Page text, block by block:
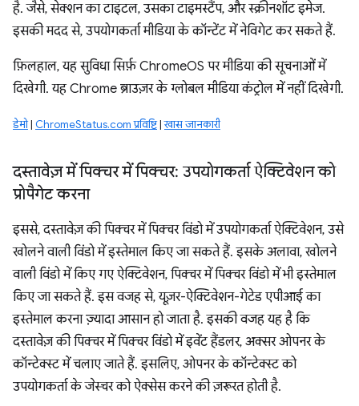
है. जैसे, सेक्शन का टाइटल, उसका टाइमस्टैंप, और स्क्रीनशॉट इमेज.
इसकी मदद से, उपयोगकर्ता मीडिया के कॉन्टेंट में नेविगेट कर सकते हैं.
फ़िलहाल, यह सुविधा सिर्फ़ ChromeOS पर मीडिया की सूचनाओं में
दिखेगी. यह Chrome ब्राउज़र के ग्लोबल मीडिया कंट्रोल में नहीं दिखेगी.
डेमो| ChromeStatus.com प्रविष्टि|खास जानकारी
दस्तावेज़ में पिक्चर में पिक्चर: उपयोगकर्ता ऐक्टिवेशन को
प्रोपैगेट करना
इससे, दस्तावेज़ की पिक्चर में पिक्चर विंडो में उपयोगकर्ता ऐक्टिवेशन, उसे
खोलने वाली विंडो में इस्तेमाल किए जा सकते हैं. इसके अलावा, खोलने
वाली विंडो में किए गए ऐक्टिवेशन, पिक्चर में पिक्चर विंडो में भी इस्तेमाल
किए जा सकते हैं. इस वजह से, यूज़र-ऐक्टिवेशन-गेटेड एपीआई का
इस्तेमाल करना ज़्यादा आसान हो जाता है. इसकी वजह यह है कि
दस्तावेज़ की पिक्चर में पिक्चर विंडो में इवेंट हैंडलर, अक्सर ओपनर के
कॉन्टेक्स्ट में चलाए जाते हैं. इसलिए, ओपनर के कॉन्टेक्स्ट को
उपयोगकर्ता के जेस्चर को ऐक्सेस करने की ज़रूरत होती है.